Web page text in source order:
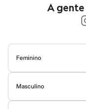
Casacos e Jaquetas
Bolsas e Mochilas
Cintos
Carteiras
Óculos
Relógios
Calçados
Botas
A gente
Feminino
BlusasCalçasVestidos
Masculino
CamisetasCamisas